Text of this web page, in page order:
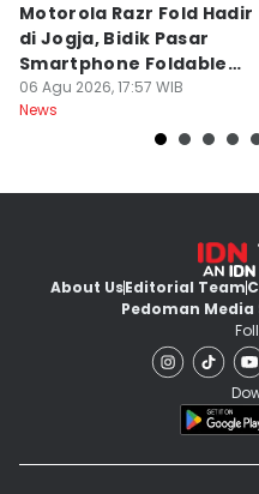
Motorola Razr Fold Hadir
di Jogja, Bidik Pasar
Smartphone Foldable
Premium
06 Agu 2026, 17:57 WIB
News
About UsEditorial Team
Pedoman Media